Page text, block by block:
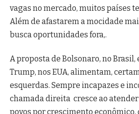
vagas no mercado, muitos países
Além de afastarem a mocidade
busca oportunidades fora,.
A proposta de Bolsonaro, no Brasil,
Trump, nos EUA, alimentam,
esquerdas. Sempre incapazes e
chamada direita cresce ao
povos por crescimento econômico,